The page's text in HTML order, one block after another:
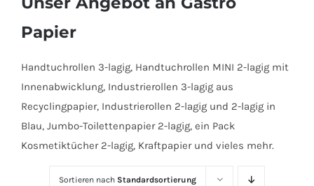
Papier
Handtuchrollen 3-lagig, Handtuchrollen MINI 2-lagig mit
Innenabwicklung, Industrierollen 3-lagig aus
Recyclingpapier, Industrierollen 2-lagig und 2-lagig in
Blau, Jumbo-Toilettenpapier 2-lagig, ein Pack
Kosmetiktücher 2-lagig, Kraftpapier und vieles mehr.
Sortieren nach Standardsortierung